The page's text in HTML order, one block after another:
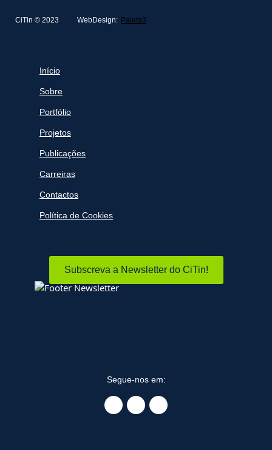
CiTin © 2023 WebDesign: Paleta3
Início
Sobre
Portfólio
Projetos
Publicações
Carreiras
Contactos
Política de Cookies
Subscreva a Newsletter do CiTin!
Segue-nos em: